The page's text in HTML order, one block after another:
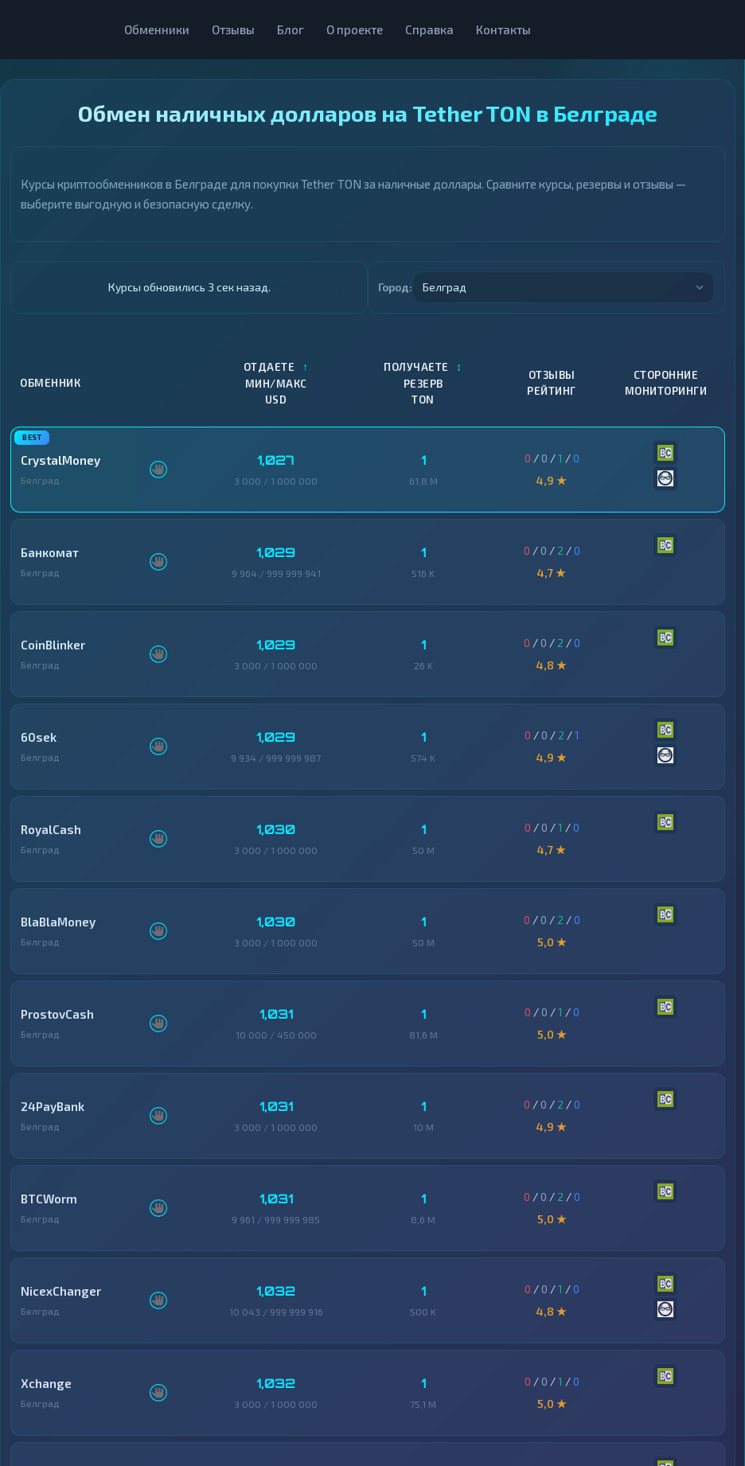
Обменники Отзывы Блог О проекте Справка Контакты
Обмен наличных долларов на Tether TON в Белграде
Курсы криптообменников в Белграде для покупки Tether TON за наличные доллары. Сравните курсы, резервы и отзывы —
выберите выгодную и безопасную сделку.
Курсы обновились 4 сек назад. Город: Белград
ОБМЕННИК
ОТДАЕТЕ ↑
МИН/МАКС
USD
ПОЛУЧАЕТЕ ↕
РЕЗЕРВ
TON
ОТЗЫВЫ
РЕЙТИНГ
СТОРОННИЕ
МОНИТОРИНГИ
CrystalMoney
Белград
1,027
3 000 / 1 000 000
1
61,8 M
0 / 0 /1 /0
4,9 ★
Банкомат
Белград
1,029
9 964 / 999 999 941
1
516 K
0 / 0 / 2 /0
4,7 ★
CoinBlinker
Белград
1,029
3 000 / 1 000 000
1
26 K
0 / 0 / 2 /0
4,8 ★
60sek
Белград
1,029
9 934 / 999 999 987
1
574 K
0 / 0 / 2 /1
4,9 ★
RoyalCash
Белград
1,030
3 000 / 1 000 000
1
50 M
0 / 0 /1 /0
4,7 ★
BlaBlaMoney
Белград
1,030
3 000 / 1 000 000
1
50 M
0 / 0 / 2 /0
5,0 ★
ProstovCash
Белград
1,031
10 000 / 450 000
1
81,6 M
0 / 0 /1 /0
5,0 ★
24PayBank
Белград
1,031
3 000 / 1 000 000
1
10 M
0 / 0 / 2 /0
4,9 ★
BTCWorm
Белград
1,031
9 961 / 999 999 985
1
8,6 M
0 / 0 / 2 /0
5,0 ★
NicexChanger
Белград
1,032
10 043 / 999 999 916
1
500 K
0 / 0 /1 /0
4,8 ★
Xchange
Белград
1,032
3 000 / 1 000 000
1
75,1 M
0 / 0 /1 /0
5,0 ★